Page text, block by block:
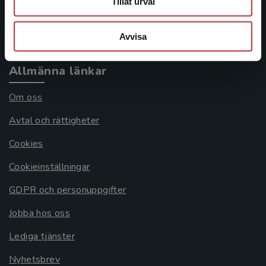
Avvisa
Köpvillkor
Allmänna länkar
Om oss
Avtal och rättigheter
Cookies
Cookieinställningar
GDPR och personuppgifter
Jobba hos oss
Lediga tjänster
Nyhetsbrev